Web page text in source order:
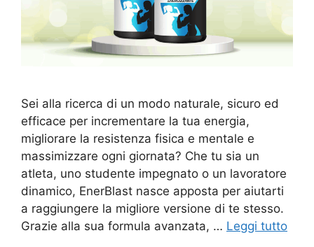
Sei alla ricerca di un modo naturale, sicuro ed
efficace per incrementare la tua energia,
migliorare la resistenza fisica e mentale e
massimizzare ogni giornata? Che tu sia un
atleta, uno studente impegnato o un lavoratore
dinamico, EnerBlast nasce apposta per aiutarti
a raggiungere la migliore versione di te stesso.
Grazie alla sua formula avanzata, … Leggi tutto